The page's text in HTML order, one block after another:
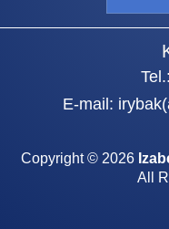
Tel.:
E-mail:
Copyright © 2026
All